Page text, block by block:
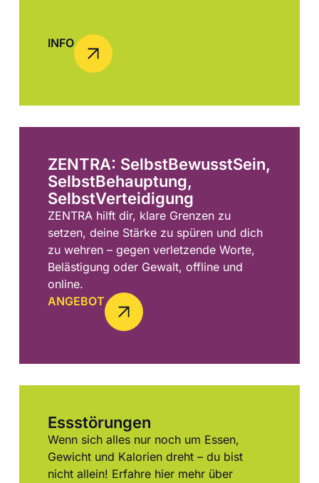
INFO
ZENTRA: SelbstBewusstSein,
SelbstBehauptung,
SelbstVerteidigung
ZENTRA hilft dir, klare Grenzen zu
setzen, deine Stärke zu spüren und dich
zu wehren – gegen verletzende Worte,
Belästigung oder Gewalt, offline und
online.
ANGEBOT
Essstörungen
Wenn sich alles nur noch um Essen,
Gewicht und Kalorien dreht – du bist
nicht allein! Erfahre hier mehr über